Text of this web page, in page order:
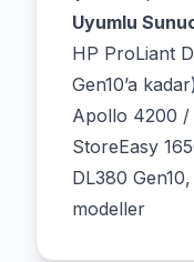
Uyumlu
HP ProLiant
Gen10’a kadar)
Apollo 4200 /
StoreEasy
DL380
modeller